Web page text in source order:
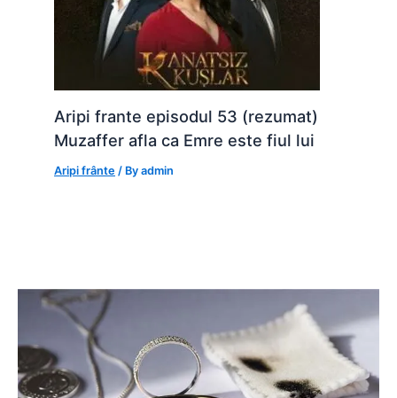
Aripi frante episodul 53 (rezumat)
Muzaffer afla ca Emre este fiul lui
Aripi frânte / Byadmin